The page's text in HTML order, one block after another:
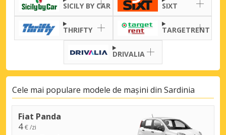
SICILY BY CAR SIXT
THRIFTY TARGETRENT
DRIVALIA
Cele mai populare modele de mașini din Sardinia
Fiat Panda
4€ /zi